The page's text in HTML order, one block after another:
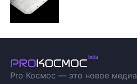
Pro Космос — это новое медиа